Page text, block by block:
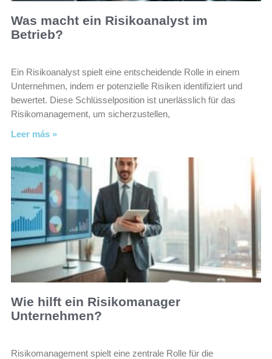
Was macht ein Risikoanalyst im
Betrieb?
Ein Risikoanalyst spielt eine entscheidende Rolle in einem
Unternehmen, indem er potenzielle Risiken identifiziert und
bewertet. Diese Schlüsselposition ist unerlässlich für das
Risikomanagement, um sicherzustellen,
Leer más »
Wie hilft ein Risikomanager
Unternehmen?
Risikomanagement spielt eine zentrale Rolle für die